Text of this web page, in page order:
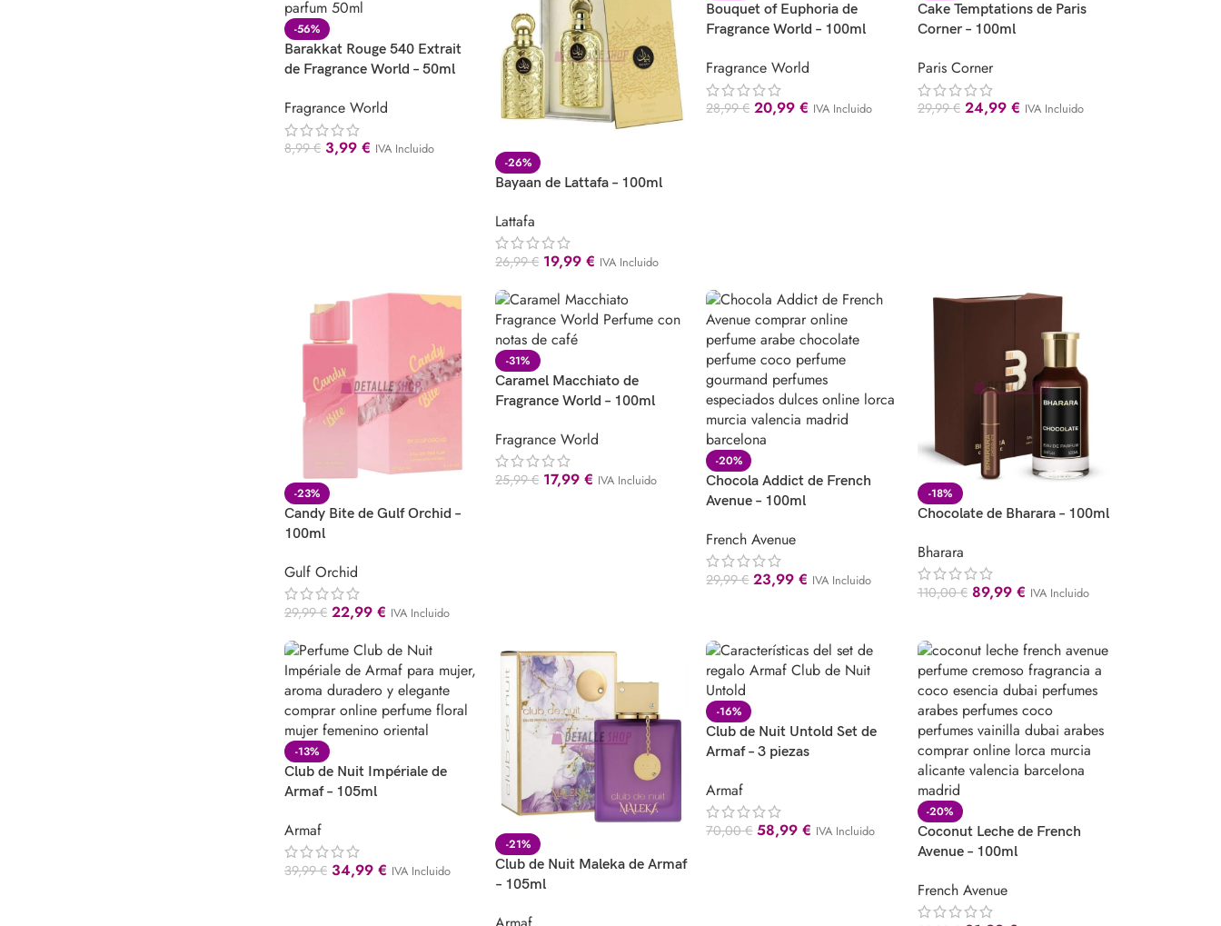
-56%
Barakkat Rouge 540 Extrait
de Fragrance World – 50ml
Fragrance World
8,99€ 3,99 € IVA Incluido
-26%
Bayaan de Lattafa – 100ml
Lattafa
26,99€ 19,99€ IVA Incluido
Bouquet of Euphoria de
Fragrance World – 100ml
Fragrance World
28,99€ 20,99€ IVA Incluido
Cake Temptations de Paris
Corner – 100ml
Paris Corner
29,99€ 24,99 € IVA Incluido
-23%
Candy Bite de Gulf Orchid –
100ml
Gulf Orchid
29,99€ 22,99 € IVA Incluido
-31%
Caramel Macchiato de
Fragrance World – 100ml
Fragrance World
25,99€ 17,99€ IVA Incluido
-20%
Chocola Addict de French
Avenue – 100ml
French Avenue
29,99€ 23,99€ IVA Incluido
-18%
Chocolate de Bharara – 100ml
Bharara
110,00€ 89,99 € IVA Incluido
-13%
Club de Nuit Impériale de
Armaf – 105ml
Armaf
39,99€ 34,99 € IVA Incluido
-21%
Club de Nuit Maleka de Armaf
– 105ml
-16%
Club de Nuit Untold Set de
Armaf – 3 piezas
Armaf
70,00€ 58,99€ IVA Incluido
-20%
Coconut Leche de French
Avenue – 100ml
French Avenue